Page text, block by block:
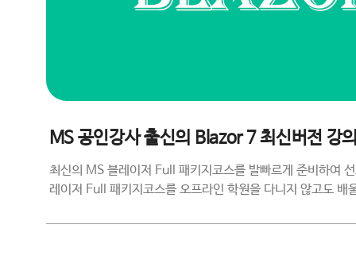
MS 공인강사 출신의 Blazor 7 최신버전 강
최신의 MS 블레이저 Full 패키지코스를 발빠르게 준비하여
레이저 Full 패키지코스를 오프라인 학원을 다니지 않고도